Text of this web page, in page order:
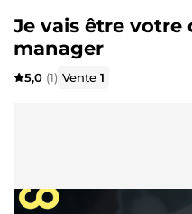
Je vais être
manager
5,0 (1) Vente1